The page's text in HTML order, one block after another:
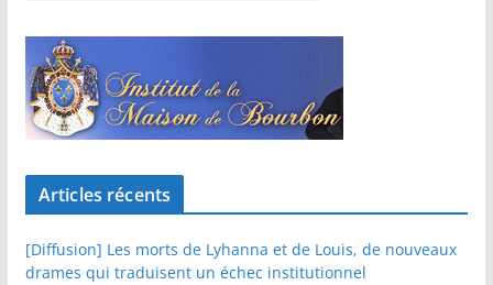
Articles récents
[Diffusion] Les morts de Lyhanna et de Louis, de nouveaux
drames qui traduisent un échec institutionnel